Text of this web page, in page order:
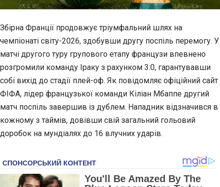
Збірна Франції продовжує тріумфальний шлях на
чемпіонаті світу-2026, здобувши другу поспіль перемогу. У
матчі другого туру групового етапу французи впевнено
розгромили команду Іраку з рахунком 3:0, гарантувавши
собі вихід до стадії плей-оф. Як повідомляє офіційний сайт
ФІФА, лідер французької команди Кіліан Мбаппе другий
матч поспіль завершив із дублем. Нападник відзначився в
кожному з таймів, довівши свій загальний гольовий
доробок на мундіалях до 16 влучних ударів.